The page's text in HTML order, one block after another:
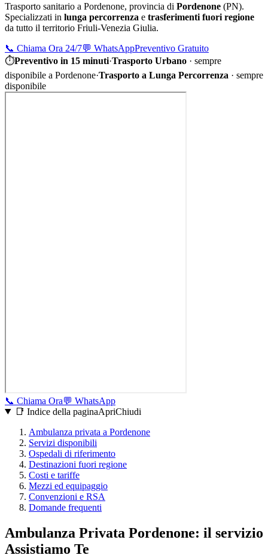
Trasporto sanitario a Pordenone, provincia di Pordenone (PN).
Specializzati in lunga percorrenza e trasferimenti fuori regione
da tutto il territorio Friuli-Venezia Giulia.
📞 Chiama Ora 24/7💬 WhatsAppPreventivo Gratuito
⏱Preventivo in 15 minuti·Trasporto Urbano · sempre
disponibile a Pordenone·Trasporto a Lunga Percorrenza · sempre
disponibile
📞 Chiama Ora💬 WhatsApp
📑 Indice della paginaApriChiudi
Ambulanza privata a Pordenone
Servizi disponibili
Ospedali di riferimento
Destinazioni fuori regione
Costi e tariffe
Mezzi ed equipaggio
Convenzioni e RSA
Domande frequenti
Ambulanza Privata Pordenone: il servizio
Assistiamo Te